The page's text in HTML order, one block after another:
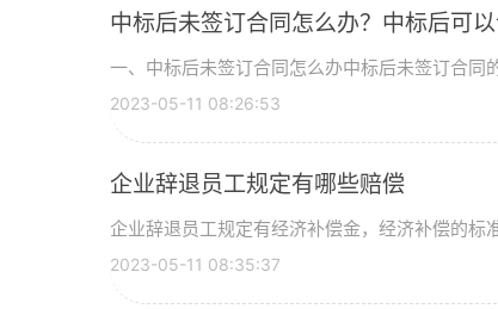
中标后未签订合同怎么办？中标后可以
一、中标后未签订合同怎么办中标后未签订合同
2023-05-11 08:26:53
企业辞退员工规定有哪些赔偿
企业辞退员工规定有经济补偿金，经济补偿的标
2023-05-11 08:35:37